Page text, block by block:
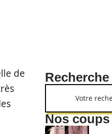
de
Recherche
Nos